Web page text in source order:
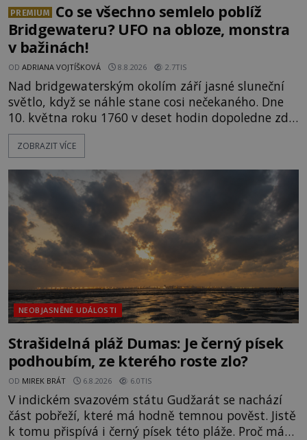
PREMIUM
Co se všechno semlelo poblíž
Bridgewateru? UFO na obloze, monstra
v bažinách!
OD ADRIANA VOJTÍŠKOVÁ 8.8.2026 2.7TIS
Nad bridgewaterským okolím září jasné sluneční
světlo, když se náhle stane cosi nečekaného. Dne
10. května roku 1760 v deset hodin dopoledne zde
dojde k vůbec prvnímu historicky doloženému
přeletu UFO. Podle záznamů vyzařuje takové
jen o nějaký optický klam, nebo se zde skutečně
právě vznáší mimozemská loď
ZOBRAZIT VÍCE
NEOBJASNĚNÉ UDÁLOSTI
Strašidelná pláž Dumas: Je černý písek
podhoubím, ze kterého roste zlo?
OD MIREK BRÁT 6.8.2026 6.0TIS
V indickém svazovém státu Gudžarát se nachází
část pobřeží, které má hodně temnou pověst. Jistě
k tomu přispívá i černý písek této pláže. Proč má